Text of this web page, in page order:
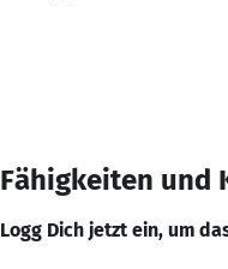
Fähigkeiten und
Logg Dich jetzt ein, um